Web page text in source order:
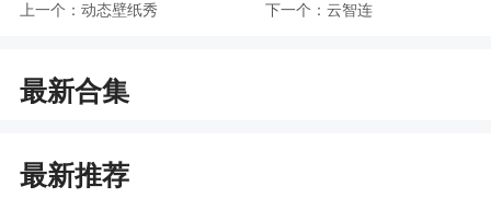
材资源，教材资源拥有与书本教材相同的教学内
2、优师端是款专为教师所答的教育辅助平台，
需功能还具备一些教学资源以及大数据相关功能，
上一个： 动态壁纸秀 下一个： 云智连
最新合集
最新推荐